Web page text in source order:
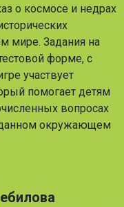
о космосе и недрах
мире. Задания на
форме, с
участвует
помогает детям
вопросах
окружающем